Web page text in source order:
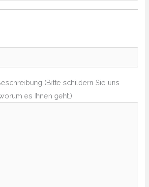
(Bitte schildern Sie uns
es Ihnen geht.)